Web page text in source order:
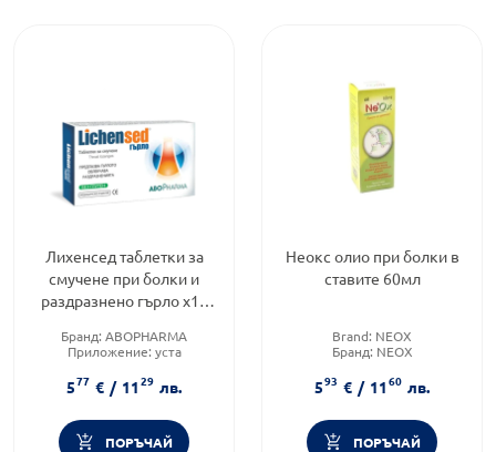
Лихенсед таблетки за
смучене при болки и
раздразнено гърло х16
Бранд: ABOPHARMA
Приложение: уста
577 € / 1129 лв.
ПОРЪЧАЙ
Неокс олио при болки в
ставите 60мл
Brand: NEOX
Бранд: NEOX
593 € / 1160 лв.
ПОРЪЧАЙ